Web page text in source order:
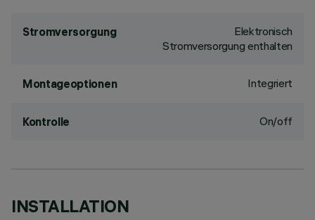
Stromversorgung
Elektronisch
Stromversorgung enthalten
Montageoptionen Integriert
Kontrolle On/off
INSTALLATION